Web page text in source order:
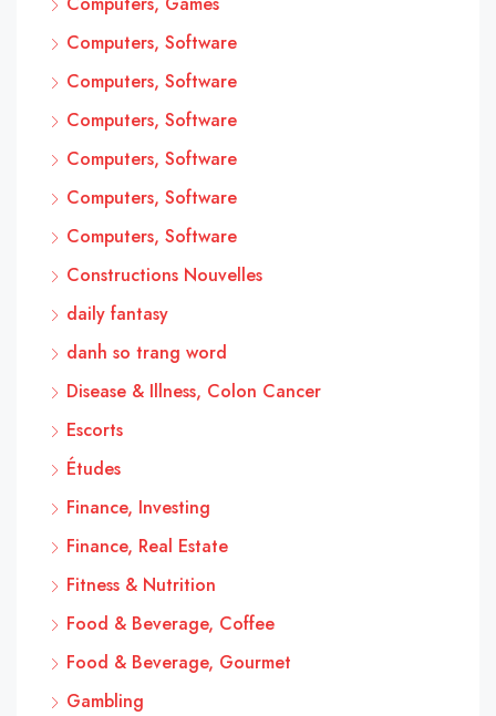
Computers, Software
Computers, Software
Computers, Software
Computers, Software
Computers, Software
Computers, Software
Constructions Nouvelles
daily fantasy
danh so trang word
Disease & Illness, Colon Cancer
Escorts
Études
Finance, Investing
Finance, Real Estate
Fitness & Nutrition
Food & Beverage, Coffee
Food & Beverage, Gourmet
Gambling